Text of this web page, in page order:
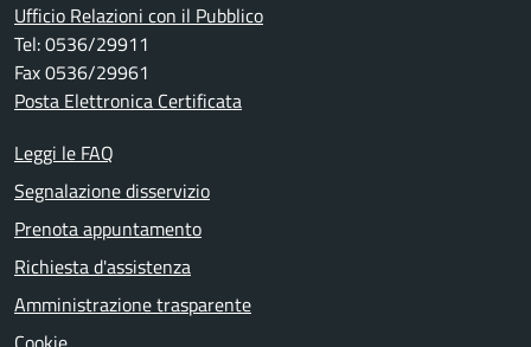
Ufficio Relazioni con il Pubblico
Tel: 0536/29911
Fax 0536/29961
Posta Elettronica Certificata
Leggi le FAQ
Segnalazione disservizio
Prenota appuntamento
Richiesta d'assistenza
Amministrazione trasparente